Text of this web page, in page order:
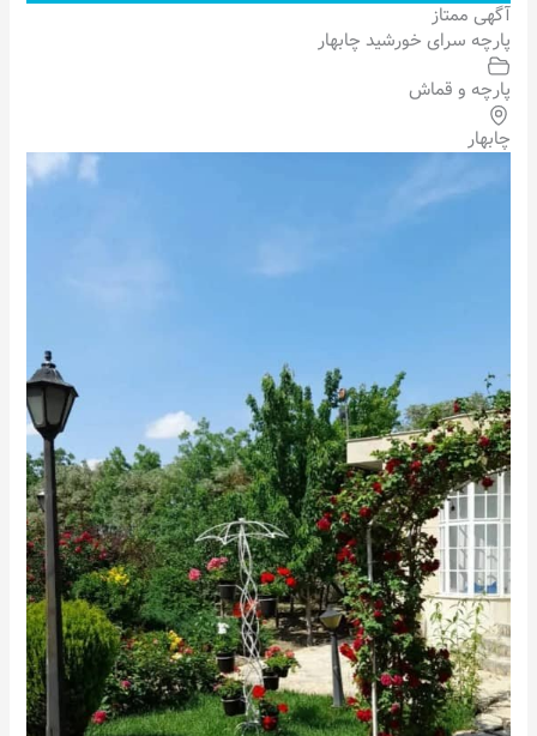
آگهی ممتاز
پارچه سرای خورشید چابهار
پارچه و قماش
چابهار